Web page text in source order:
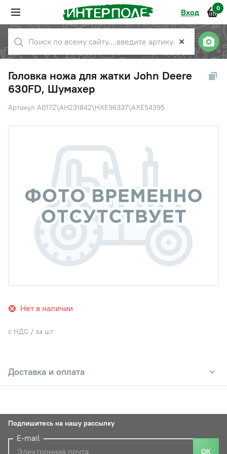
Вход 0
✕
Головка ножа для жатки John Deere
630FD, Шумахер
Артикул A017Z\AH231842\HXE96337\AXE54395
Нет в наличии
с НДС / за шт
Доставка и оплата
Подпишитесь на нашу рассылку
E-mail
ОК